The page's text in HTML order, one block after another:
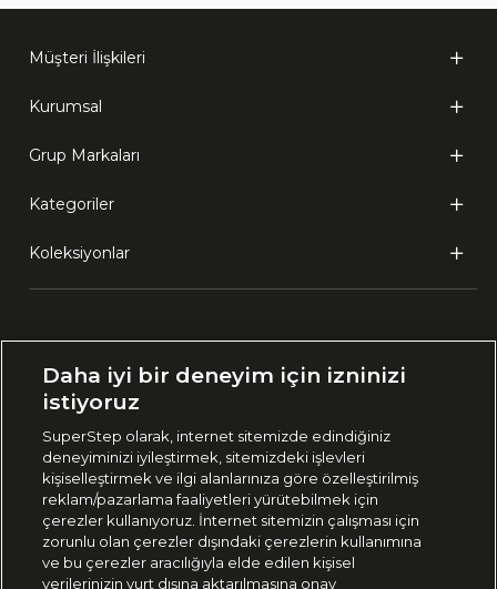
Müşteri İlişkileri
Kurumsal
Grup Markaları
Kategoriler
Koleksiyonlar
🇹🇷 Türkiye
444 37 36
Uygulamadan Takip Edin
Daha iyi bir deneyim için izninizi
istiyoruz
SuperStep olarak, internet sitemizde edindiğiniz
deneyiminizi iyileştirmek, sitemizdeki işlevleri
kişiselleştirmek ve ilgi alanlarınıza göre özelleştirilmiş
reklam/pazarlama faaliyetleri yürütebilmek için
çerezler kullanıyoruz. İnternet sitemizin çalışması için
zorunlu olan çerezler dışındaki çerezlerin kullanımına
ve bu çerezler aracılığıyla elde edilen kişisel
verilerinizin yurt dışına aktarılmasına onay